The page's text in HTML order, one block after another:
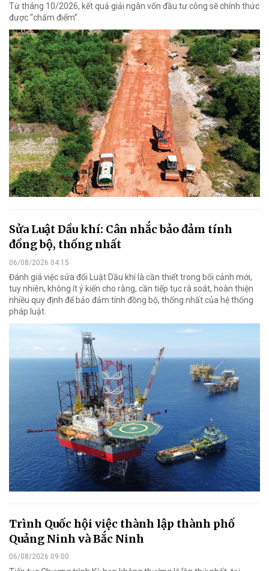
Từ tháng 10/2026, kết quả giải ngân vốn đầu tư công sẽ chính thức
được “chấm điểm”.
Sửa Luật Dầu khí: Cân nhắc bảo đảm tính
đồng bộ, thống nhất
06/08/2026 04:15
Đánh giá việc sửa đổi Luật Dầu khí là cần thiết trong bối cảnh mới,
tuy nhiên, không ít ý kiến cho rằng, cần tiếp tục rà soát, hoàn thiện
nhiều quy định để bảo đảm tính đồng bộ, thống nhất của hệ thống
pháp luật.
Trình Quốc hội việc thành lập thành phố
Quảng Ninh và Bắc Ninh
06/08/2026 09:00